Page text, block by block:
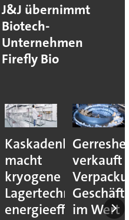
J&J übernimmt
Biotech-
Unternehmen
Firefly Bio
Kaskadenkonzept
macht
kryogene
Lagertechnik
energieeffizienter
verkauft
im Wert